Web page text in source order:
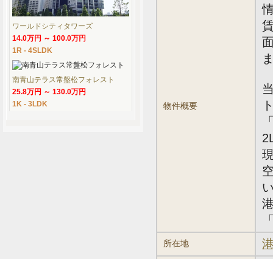
物件概要
所在地
ワールドシティタワーズ
14.0万円 ～ 100.0万円
1R - 4SLDK
南青山テラス常盤松フォレスト
25.8万円 ～ 130.0万円
1K - 3LDK